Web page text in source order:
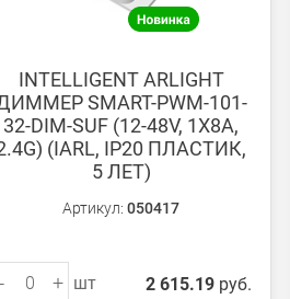
INTELLIGENT ARLIGHT
SMART-PWM-101-
32-DIM-SUF (12-48V, 1X8A,
(IARL, IP20 ПЛАСТИК,
5 ЛЕТ)
Артикул: 050417
- + шт 2 615.19 руб.